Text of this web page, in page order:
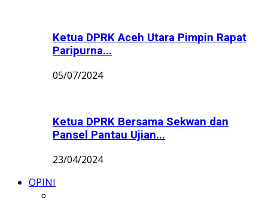
Ketua DPRK Aceh Utara Pimpin Rapat
Paripurna...
05/07/2024
Ketua DPRK Bersama Sekwan dan
Pansel Pantau Ujian...
23/04/2024
OPINI